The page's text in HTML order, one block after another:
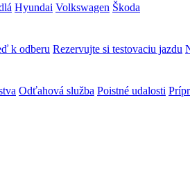
Hyundai Volkswagen Škoda
k odberu Rezervujte si testovaciu jazdu
Odťahová služba Poistné udalosti